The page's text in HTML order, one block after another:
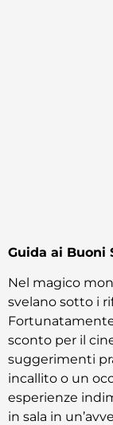
Guida ai Buoni
Nel magico
svelano sotto i
sconto per il
suggerimenti
incallito o un
esperienze
in sala in